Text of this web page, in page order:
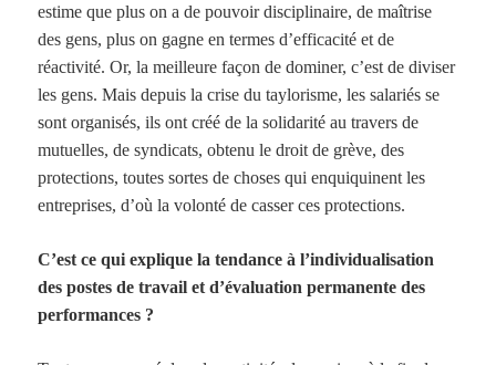
estime que plus on a de pouvoir disciplinaire, de maîtrise
des gens, plus on gagne en termes d’efficacité et de
réactivité. Or, la meilleure façon de dominer, c’est de diviser
les gens. Mais depuis la crise du taylorisme, les salariés se
sont organisés, ils ont créé de la solidarité au travers de
mutuelles, de syndicats, obtenu le droit de grève, des
protections, toutes sortes de choses qui enquiquinent les
entreprises, d’où la volonté de casser ces protections.
C’est ce qui explique la tendance à l’individualisation
des postes de travail et d’évaluation permanente des
performances ?